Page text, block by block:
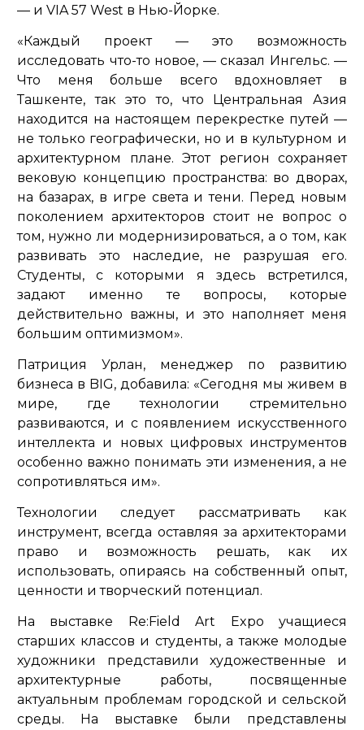
— и VIA 57 West в Нью-Йорке.
«Каждый проект — это возможность
исследовать что-то новое, — сказал Ингельс. —
Что меня больше всего вдохновляет в
Ташкенте, так это то, что Центральная Азия
находится на настоящем перекрестке путей —
не только географически, но и в культурном и
архитектурном плане. Этот регион сохраняет
вековую концепцию пространства: во дворах,
на базарах, в игре света и тени. Перед новым
поколением архитекторов стоит не вопрос о
том, нужно ли модернизироваться, а о том, как
развивать это наследие, не разрушая его.
Студенты, с которыми я здесь встретился,
задают именно те вопросы, которые
действительно важны, и это наполняет меня
большим оптимизмом».
Патриция Урлан, менеджер по развитию
бизнеса в BIG, добавила: «Сегодня мы живем в
мире, где технологии стремительно
развиваются, и с появлением искусственного
интеллекта и новых цифровых инструментов
особенно важно понимать эти изменения, а не
сопротивляться им».
Технологии следует рассматривать как
инструмент, всегда оставляя за архитекторами
право и возможность решать, как их
использовать, опираясь на собственный опыт,
ценности и творческий потенциал.
На выставке Re:Field Art Expo учащиеся
старших классов и студенты, а также молодые
художники представили художественные и
архитектурные работы, посвященные
актуальным проблемам городской и сельской
среды. На выставке были представлены